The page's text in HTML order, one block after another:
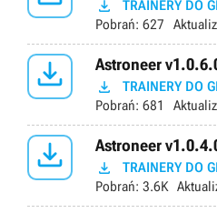
 TRAINERY DO
Pobrań: 627
 Astroneer
 TRAINERY DO
Pobrań: 681
 Astroneer
 TRAINERY DO
Pobrań: 3.6K